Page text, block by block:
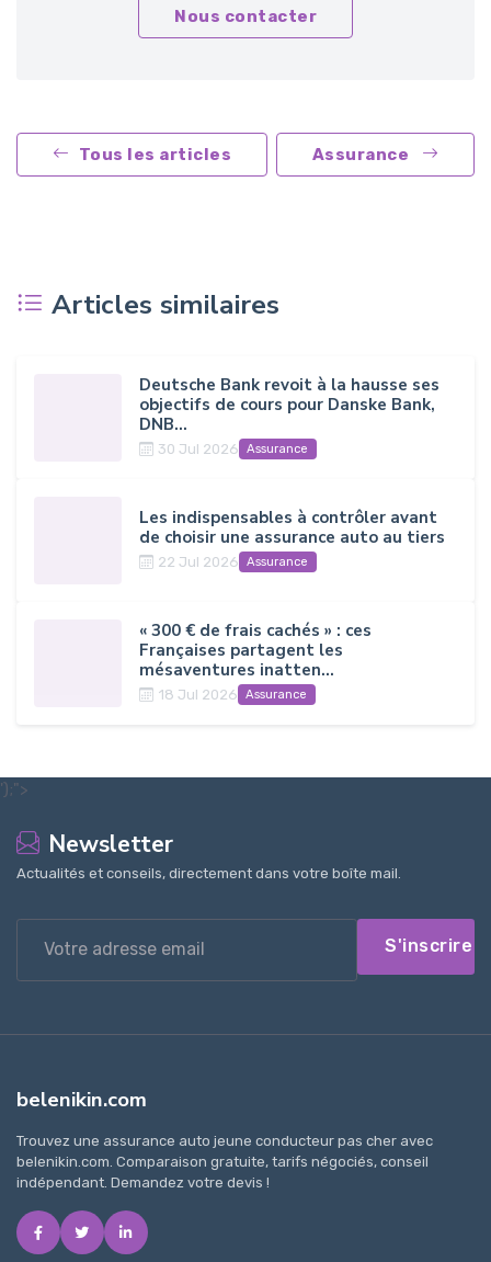
Nous contacter
Tous les articles Assurance
Articles similaires
Deutsche Bank revoit à la hausse ses
objectifs de cours pour Danske Bank,
DNB...
30 Jul 2026 Assurance
Les indispensables à contrôler avant
de choisir une assurance auto au tiers
22 Jul 2026 Assurance
« 300 € de frais cachés » : ces
Françaises partagent les
mésaventures inatten...
18 Jul 2026 Assurance
');">
Newsletter
Actualités et conseils, directement dans votre boîte mail.
S'inscrire
belenikin.com
Trouvez une assurance auto jeune conducteur pas cher avec
belenikin.com. Comparaison gratuite, tarifs négociés, conseil
indépendant. Demandez votre devis !